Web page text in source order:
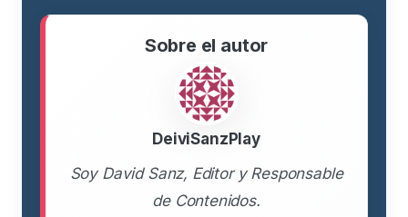
Sobre el autor
DeiviSanzPlay
Soy David Sanz, Editor y Responsable
de Contenidos.